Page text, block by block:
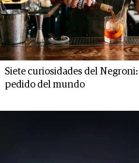
Siete curiosidades del
pedido del mundo